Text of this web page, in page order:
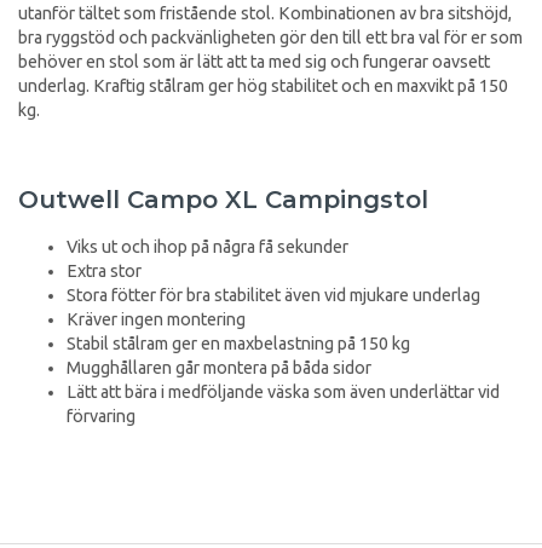
utanför tältet som fristående stol. Kombinationen av bra sitshöjd,
bra ryggstöd och packvänligheten gör den till ett bra val för er som
behöver en stol som är lätt att ta med sig och fungerar oavsett
underlag. Kraftig stålram ger hög stabilitet och en maxvikt på 150
kg.
Outwell Campo XL Campingstol
Viks ut och ihop på några få sekunder
Extra stor
Stora fötter för bra stabilitet även vid mjukare underlag
Kräver ingen montering
Stabil stålram ger en maxbelastning på 150 kg
Mugghållaren går montera på båda sidor
Lätt att bära i medföljande väska som även underlättar vid
förvaring